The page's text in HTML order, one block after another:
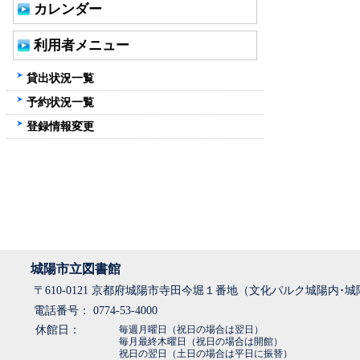
カレンダー
利用者メニュー
貸出状況一覧
予約状況一覧
登録情報変更
城陽市立図書館
〒610-0121 京都府城陽市寺田今堀１番地（文化パルク城陽内･城
電話番号： 0774-53-4000
休館日：
毎週月曜日（祝日の場合は翌日）
毎月最終木曜日（祝日の場合は開館）
祝日の翌日（土日の場合は平日に振替）